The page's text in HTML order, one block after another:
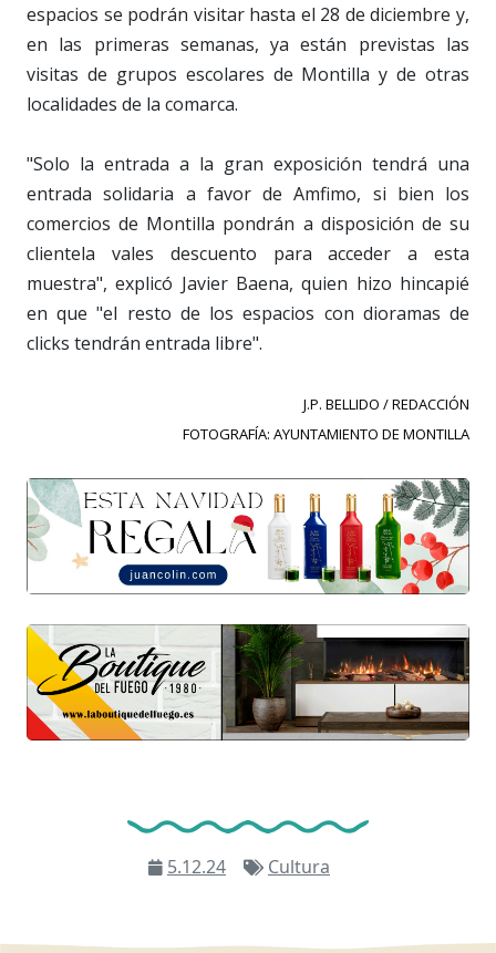
espacios se podrán visitar hasta el 28 de diciembre y,
en las primeras semanas, ya están previstas las
visitas de grupos escolares de Montilla y de otras
localidades de la comarca.
"Solo la entrada a la gran exposición tendrá una
entrada solidaria a favor de Amfimo, si bien los
comercios de Montilla pondrán a disposición de su
clientela vales descuento para acceder a esta
muestra", explicó Javier Baena, quien hizo hincapié
en que "el resto de los espacios con dioramas de
clicks tendrán entrada libre".
J.P. BELLIDO / REDACCIÓN
FOTOGRAFÍA: AYUNTAMIENTO DE MONTILLA
5.12.24 Cultura